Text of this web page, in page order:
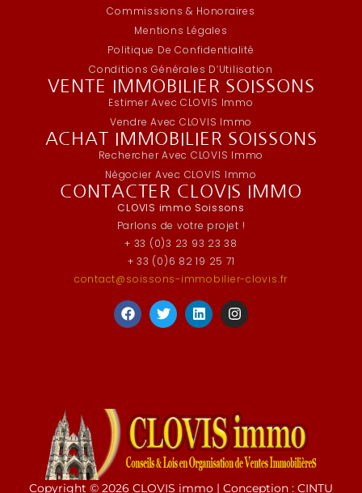
Commissions & Honoraires
Mentions Légales
Politique De Confidentialité
Conditions Générales D’Utilisation
VENTE IMMOBILIER SOISSONS
Estimer Avec CLOVIS Immo
Vendre Avec CLOVIS Immo
ACHAT IMMOBILIER SOISSONS
Rechercher Avec CLOVIS Immo
Négocier Avec CLOVIS Immo
CONTACTER CLOVIS IMMO
CLOVIS immo Soissons
Parlons de votre projet !
+ 33 (0)3 23 93 23 38
+ 33 (0)6 82 19 25 71
contact@soissons-immobilier-clovis.fr
Copyright © 2026 CLOVIS immo | Conception : CINTU